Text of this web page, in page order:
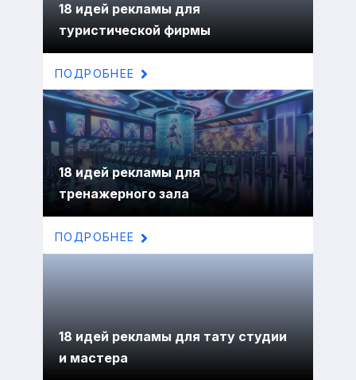
18 идей рекламы для
туристической фирмы
ПОДРОБНЕЕ
18 идей рекламы для
тренажерного зала
ПОДРОБНЕЕ
18 идей рекламы для тату студии
и мастера